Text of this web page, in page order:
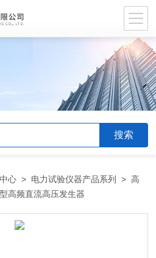
心 > 电力试验仪器产品系列 >高
高频直流高压发生器